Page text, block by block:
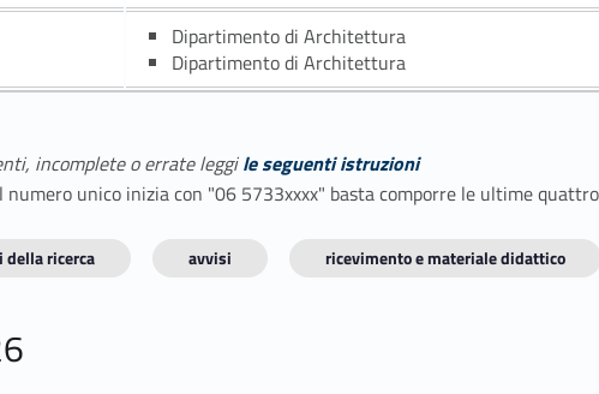
Dipartimento di Architettura
Dipartimento di Architettura
incomplete o errate leggile seguenti istruzioni
unico inizia con "06 5733xxxx" basta comporre le ultime
ricerca avvisi ricevimento e materiale didattico